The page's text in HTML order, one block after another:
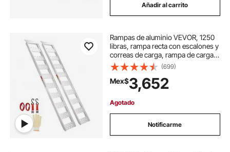
Añadir al carrito
Rampas de aluminio VEVOR, 1250
libras, rampa recta con escalones y
correas de carga, rampa de carga
portátil para motocicletas,
vehículos todo terreno, camiones,
cortadoras de césped, motos de
cross, tractores de jardín, 78" de
largo x 12" de ancho, 2 piezas
(699)
Mex$3,652
Agotado
Notificarme